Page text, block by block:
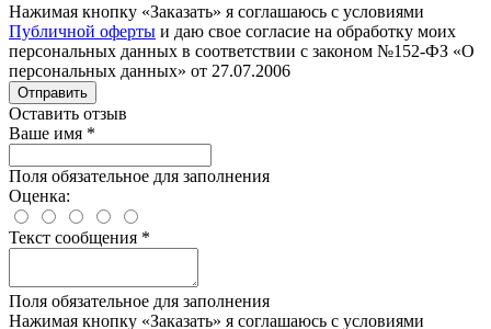
Нажимая кнопку «Заказать» я соглашаюсь с условиями
Публичной оферты и даю свое согласие на обработку моих
персональных данных в соответствии с законом №152-ФЗ «О
персональных данных» от 27.07.2006
Отправить
Оставить отзыв
Ваше имя *
Поля обязательное для заполнения
Оценка:
Текст сообщения *
Поля обязательное для заполнения
Нажимая кнопку «Заказать» я соглашаюсь с условиями